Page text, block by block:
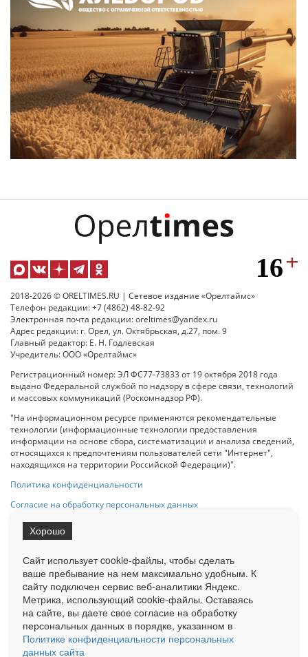
2018-2026 © ORELTIMES.RU | Сетевое издание «Орелтаймс»
Телефон редакции: +7 (4862) 48-82-92
Электронная почта редакции: oreltimes@yandex.ru
Адрес редакции: г. Орел, ул. Октябрьская, д.27, пом. 9
Главный редактор: Е. Н. Годлевская
Учредитель: ООО «Орелтаймс»
Регистрационный номер: ЭЛ ФС77-73833 от 19 октября 2018 года
выдано Федеральной службой по надзору в сфере связи, технологий
и массовых коммуникаций (Роскомнадзор РФ).
"На информационном ресурсе применяются рекомендательные
технологии (информационные технологии предоставления
информации на основе сбора, систематизации и анализа сведений,
относящихся к предпочтениям пользователей сети "Интернет",
находящихся на территории Российской Федерации)".
Политика конфиденциальности
Согласие на обработку персональных данных
на Сетевое издание «ОрелТаймс» обязательна.
Ограниченная статистика посещаемости доступна на сайте
Liveinternet.ru . Подробная статистика для рекламодателей по запросу
у менеджера.
Реклама Документы О нас Контакты
Сайт использует cookie-файлы, чтобы сделать
ваше пребывание на нем максимально удобным. К
cайту подключен сервис веб-аналитики Яндекс.
Метрика, использующий cookie-файлы. Оставаясь
на сайте, вы даете свое согласие на обработку
персональных данных в порядке, указанном в
Политике конфиденциальности персональных
данных сайта
Хорошо